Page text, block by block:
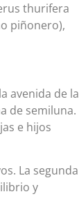
thurifera
piñonero),
avenida de la
de semiluna.
e hijos
La segunda
y